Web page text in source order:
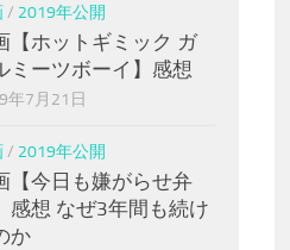
/ 2019年公開
【ホットギミック ガ
ミーツボーイ】感想
年7月21日
/ 2019年公開
【今日も嫌がらせ弁
感想 なぜ3年間も続け
か